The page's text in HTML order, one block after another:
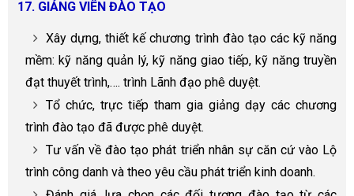
17. GIẢNG VIÊN ĐÀO TẠO
Xây dựng, thiết kế chương trình đào tạo các kỹ năng
mềm: kỹ năng quản lý, kỹ năng giao tiếp, kỹ năng truyền
đạt thuyết trình,…. trình Lãnh đạo phê duyệt.
Tổ chức, trực tiếp tham gia giảng dạy các chương
trình đào tạo đã được phê duyệt.
Tư vấn về đào tạo phát triển nhân sự căn cứ vào Lộ
trình công danh và theo yêu cầu phát triển kinh doanh.